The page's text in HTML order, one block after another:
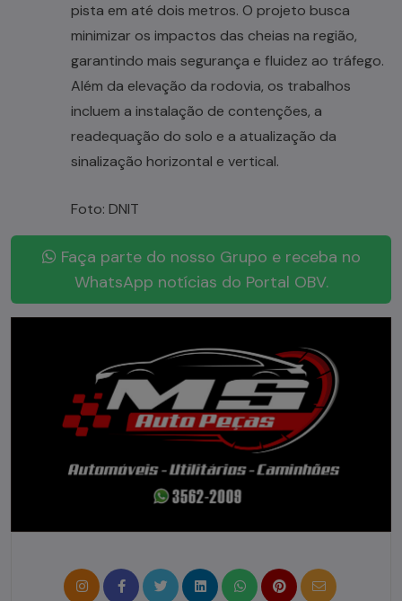
pista em até dois metros. O projeto busca
minimizar os impactos das cheias na região,
garantindo mais segurança e fluidez ao tráfego.
Além da elevação da rodovia, os trabalhos
incluem a instalação de contenções, a
readequação do solo e a atualização da
sinalização horizontal e vertical.
Foto: DNIT
Faça parte do nosso Grupo e receba no
WhatsApp notícias do Portal OBV.